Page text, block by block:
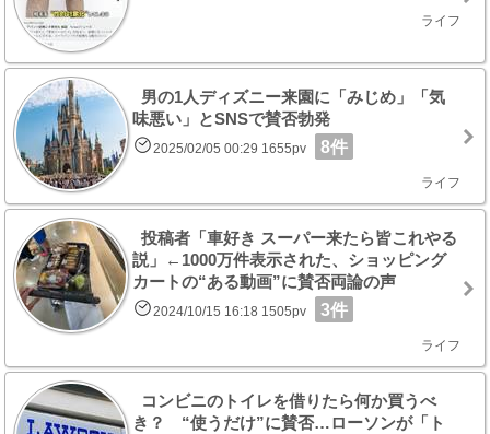
ライフ
男の1人ディズニー来園に「みじめ」「気
味悪い」とSNSで賛否勃発
2025/02/05 00:29 1655pv 8件
ライフ
投稿者「車好き スーパー来たら皆これやる
説」←1000万件表示された、ショッピング
カートの“ある動画”に賛否両論の声
2024/10/15 16:18 1505pv 3件
ライフ
コンビニのトイレを借りたら何か買うべ
き？ “使うだけ”に賛否…ローソンが「ト